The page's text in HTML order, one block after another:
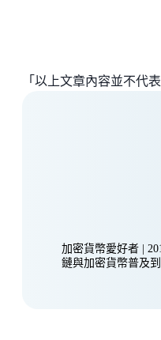
「以上文章內容並不代
加密貨幣愛好者 |
鏈與加密貨幣普及